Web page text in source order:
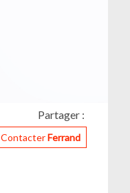
Partager :
ContacterFerrand